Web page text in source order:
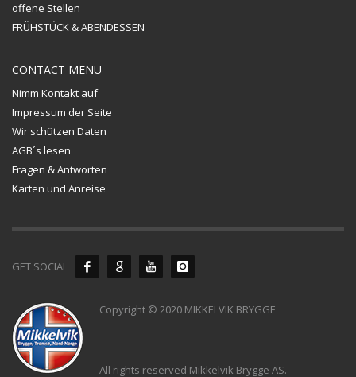
offene Stellen
FRÜHSTÜCK & ABENDESSEN
CONTACT MENU
Nimm Kontakt auf
Impressum der Seite
Wir schützen Daten
AGB´s lesen
Fragen & Antworten
Karten und Anreise
GET SOCIAL
Copyright © 2020 MIKKELVIK BRYGGE
All rights reserved Mikkelvik Brygge AS.